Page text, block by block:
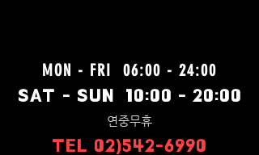
MON - FRI 06:00 - 24:00
SAT - SUN 10:00 - 20:00
연중무휴
TEL 02)542-6990